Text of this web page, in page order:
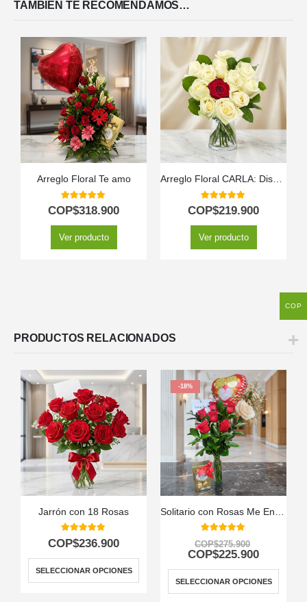
TAMBIÉN TE RECOMENDAMOS…
Arreglo Floral Te amo
5.00out of 5
COP$318.900
Ver producto
Arreglo Floral CARLA: Diseño Premium con 12 Rosas de Tallo Largo 🌹
5.00out of 5
COP$219.900
Ver producto
PRODUCTOS RELACIONADOS
Jarrón con 18 Rosas
5.00out of 5
COP$236.900
SELECCIONAR OPCIONES
-18%
5.00
COP$275.900
COP$225.900
SELECCIONAR OPCIONES
COP